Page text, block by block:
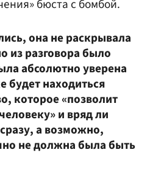
бюста с бомбой.
она не раскрывала
из разговора было
абсолютно уверена
будет находиться
которое «позволит
и вряд ли
а возможно,
не должна была быть